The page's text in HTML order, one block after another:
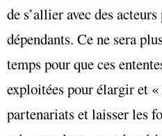
de s’allier avec des
dépendants. Ce ne sera
temps pour que ces
exploitées pour élargir et
partenariats et laisser les